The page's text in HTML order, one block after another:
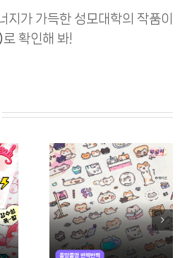
지가 가득한 성모대학의 작품이
로 확인해 봐!